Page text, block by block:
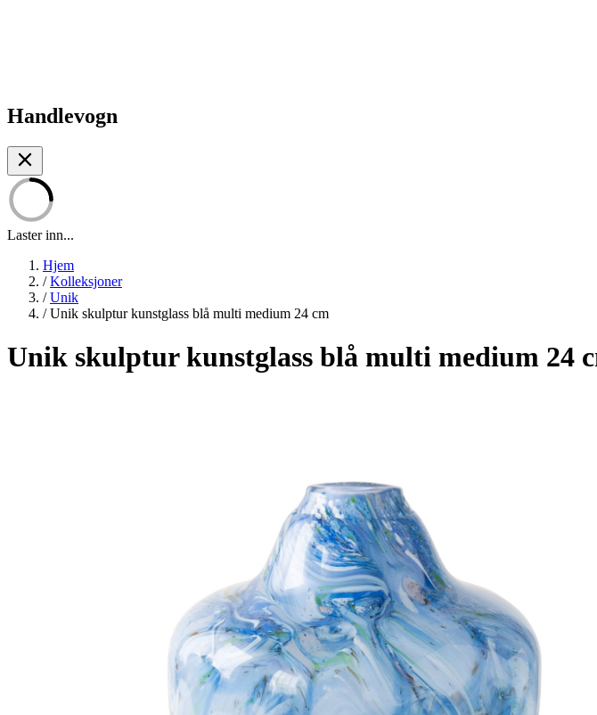
Handlevogn
Laster inn...
Hjem
/ Kolleksjoner
/ Unik
/ Unik skulptur kunstglass blå multi medium 24 cm
Unik skulptur kunstglass blå multi medium 24